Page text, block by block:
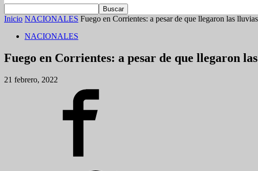
Inicio NACIONALES Fuego en Corrientes: a pesar de que llegaron las
NACIONALES
Fuego en Corrientes: a pesar de que llegaron
21 febrero, 2022